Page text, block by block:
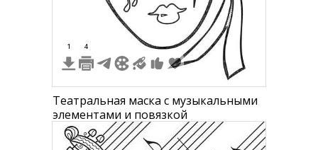
1 4
Театральная маска с музыкальными
элементами и повязкой